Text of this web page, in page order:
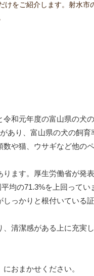
けをご紹介します。射水市
令和元年度の富山県の犬
あり、富山県の犬の飼育
や猫、ウサギなど他の
ります。厚生労働省が発
均の71.3%を上回ってい
っかりと根付いている
、清潔感がある上に充実
おまかせください。